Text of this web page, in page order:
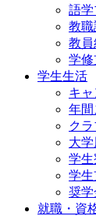
語学
教職
教員
学修
学生生活
キ
年
ク
大
学生
学
奨学
就職・資